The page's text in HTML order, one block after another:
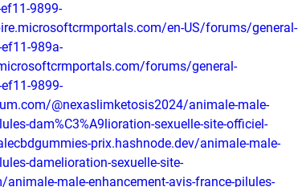
9899-
en-US/forums/general-
989a-
forums/general-
9899-
@nexaslimketosis2024/animale-male-
dam%C3%A9lioration-sexuelle-site-officiel-
prix.hashnode.dev/animale-male-
damelioration-sexuelle-site-
male-enhancement-avis-france-pilules-